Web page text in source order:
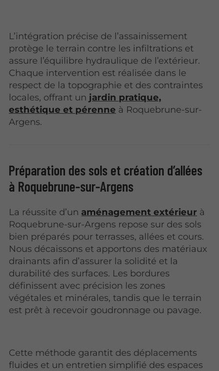
L’intégration précise de l’assainissement
protège le terrain contre les infiltrations et
assure l’équilibre hydraulique de l’extérieur.
Chaque intervention est réalisée dans le
respect de la topographie et des contraintes
locales, offrant un jardin pratique,
esthétique et pérenne à Roquebrune-sur-
Argens.
Préparation des sols et création d’allées
à Roquebrune-sur-Argens
La réussite d’un aménagement extérieur à
Roquebrune-sur-Argens repose sur des sols
bien préparés pour terrasses, allées et cours.
Nous décaissons et apportons des matériaux
drainants afin d’assurer la solidité et la
durabilité des surfaces. Les bordures
définissent avec précision les zones
végétales et minérales, tandis que le terrain
est prêt à recevoir goudronnage ou pavage.
Cette méthode garantit des déplacements
fluides et un entretien simplifié des espaces